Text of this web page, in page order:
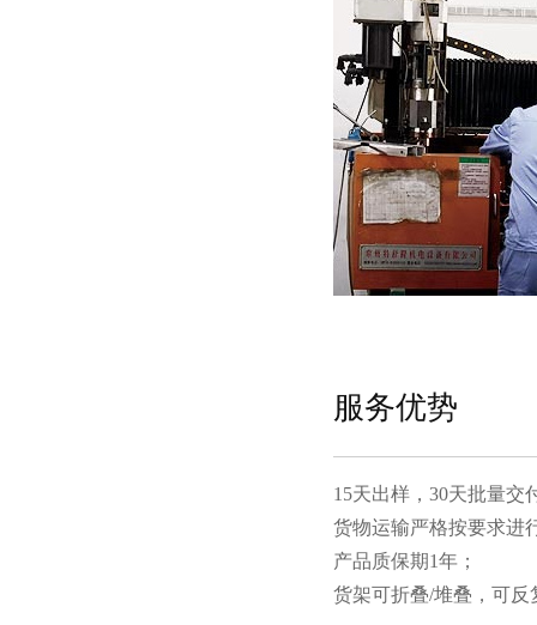
服务优势
15天出样，30天批量交付
货物运输严格按要求进行包
产品质保期1年；
货架可折叠/堆叠，可反